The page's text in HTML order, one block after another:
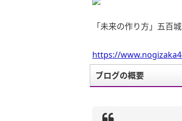
「未来の作り方」五百
https://
ブログの概要